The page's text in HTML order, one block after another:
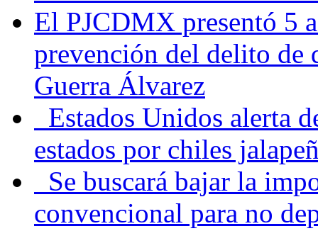
El PJCDMX presentó 5
prevención del delito de
Guerra Álvarez
Estados Unidos alerta
estados por chiles
Se buscará bajar la
convencional para no